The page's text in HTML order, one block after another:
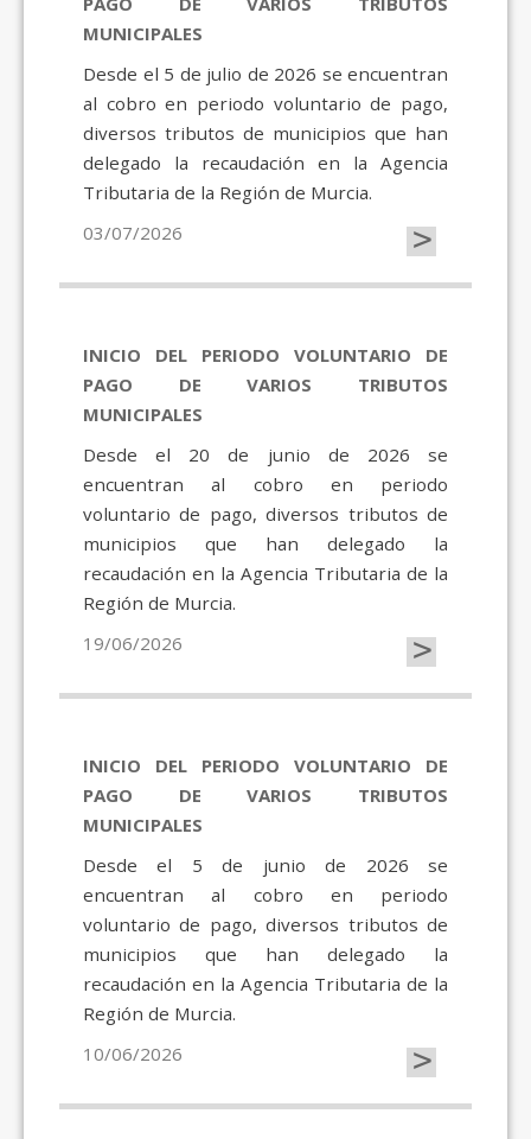
MUNICIPALES
Desde el 5 de julio de 2026 se encuentran
al cobro en periodo voluntario de pago,
diversos tributos de municipios que han
delegado la recaudación en la Agencia
Tributaria de la Región de Murcia.
03/07/2026
>
INICIO DEL PERIODO VOLUNTARIO DE
PAGO DE VARIOS TRIBUTOS
MUNICIPALES
Desde el 20 de junio de 2026 se
encuentran al cobro en periodo
voluntario de pago, diversos tributos de
municipios que han delegado la
recaudación en la Agencia Tributaria de la
Región de Murcia.
19/06/2026
>
INICIO DEL PERIODO VOLUNTARIO DE
PAGO DE VARIOS TRIBUTOS
MUNICIPALES
Desde el 5 de junio de 2026 se
encuentran al cobro en periodo
voluntario de pago, diversos tributos de
municipios que han delegado la
recaudación en la Agencia Tributaria de la
Región de Murcia.
10/06/2026
>